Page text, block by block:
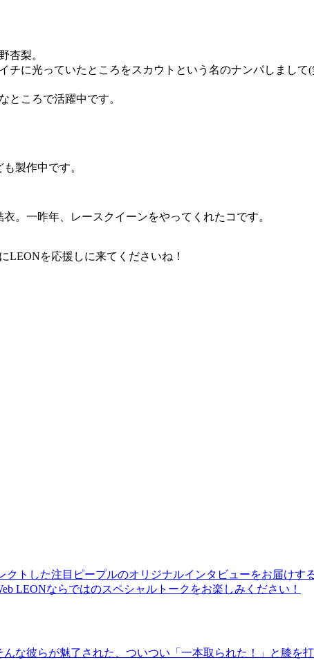
杏梨。
チに光っていたところをスカウトという名のナンパしまして
ところで活躍中です。
製作中です。
。一昨年、レースクイーンをやってくれたコです。
LEONを応援しに来てくださいね！
トした注目ピープルのオリジナルインタビューをお届け
LEONならではのスペシャルトークをお楽しみください！
な彼らが魅了された、ついつい「一本取られた！」と膝を